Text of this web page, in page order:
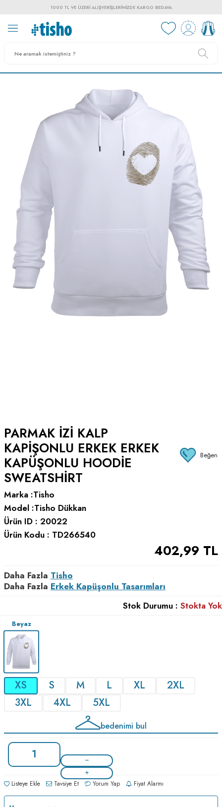
1000 TL VE ÜZERI ALIŞVERIŞLERINIZDE KARGO BEDAVA
PARMAK IZI KALP
KAPIŞONLU ERKEK ERKEK
KAPÜŞONLU HOODIE
SWEATSHIRT
Beğen
Marka :Tisho
Model :Tisho Dükkan
Ürün ID : 20022
Ürün Kodu : TD266540
402,99 TL
Daha Fazla Tisho
Daha Fazla Erkek Kapüşonlu Tasarımları
Stok Durumu : Stokta Yok
Beyaz
XS S M L XL
2XL
3XL
4XL 5XL
bedenimi bul
Listeye Ekle Tavsiye Et Yorum Yap Fiyat Alarmı